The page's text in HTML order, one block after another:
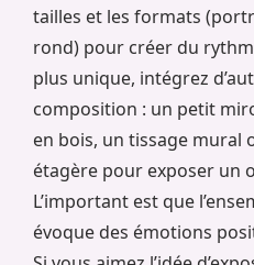
tailles et les formats
rond) pour créer du
plus unique, intégrez
composition : un petit
en bois, un tissage mural
étagère pour exposer un
L’important est que
évoque des émotions